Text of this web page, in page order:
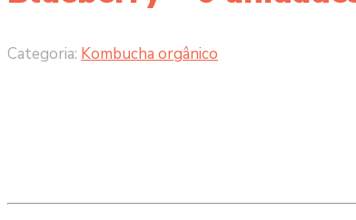
Categoria: Kombucha orgânico